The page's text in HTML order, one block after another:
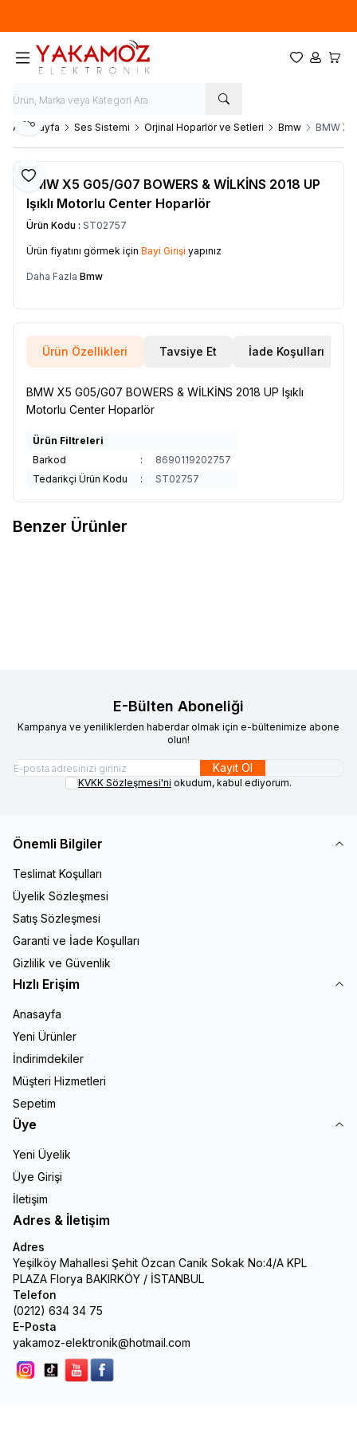
Favorilerim
Hesabım
Ana Sayfa Ses Sistemi Orjinal Hoparlör ve Setleri Bmw BMW
Favoriye Ekle
Paylaş
BMW X5 G05/G07 BOWERS & WİLKİNS 2018 UP
Işıklı Motorlu Center Hoparlör
Ürün Kodu : ST02757
Ürün fiyatını görmek için Bayi Girişi yapınız
Daha Fazla Bmw
Ürün Özellikleri Tavsiye Et İade Koşulları
BMW X5 G05/G07 BOWERS & WİLKİNS 2018 UP Işıklı
Motorlu Center Hoparlör
Ürün Filtreleri
Barkod
:
8690119202757
Tedarikçi Ürün Kodu
: ST02757
Benzer Ürünler
E-Bülten Aboneliği
Kampanya ve yeniliklerden haberdar olmak için e-bültenimize abone
olun!
Kayıt Ol
KVKK Sözleşmesi'ni okudum, kabul ediyorum.
Önemli Bilgiler
Teslimat Koşulları
Üyelik Sözleşmesi
Satış Sözleşmesi
Garanti ve İade Koşulları
Gizlilik ve Güvenlik
Hızlı Erişim
Anasayfa
Yeni Ürünler
İndirimdekiler
Müşteri Hizmetleri
Sepetim
Üye
Yeni Üyelik
Üye Girişi
İletişim
Adres & İletişim
Adres
Yeşilköy Mahallesi Şehit Özcan Canik Sokak No:4/A KPL
PLAZA Florya BAKIRKÖY / İSTANBUL
Telefon
(0212) 634 34 75
E-Posta
yakamoz-elektronik@hotmail.com
Instagram
Tik Tokyoutubefacebook